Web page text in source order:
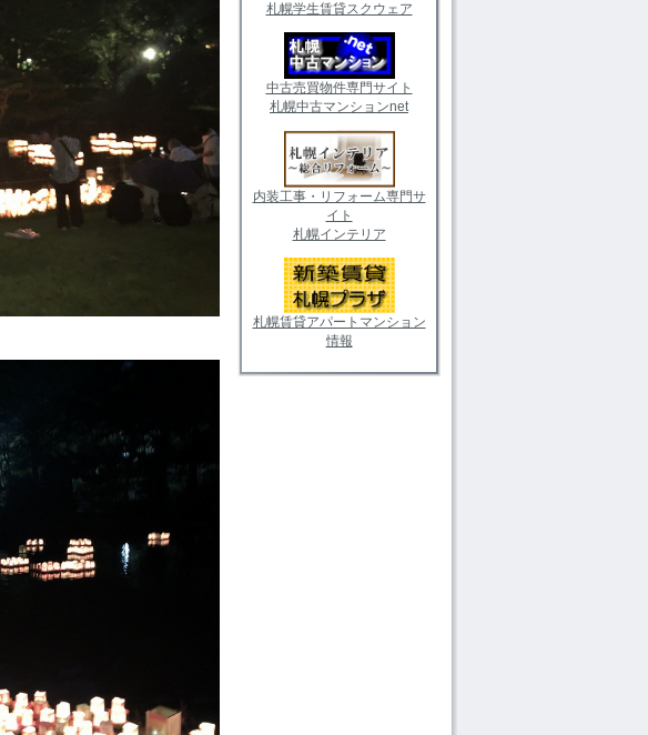
札幌学生賃貸スクウェア
中古売買物件専門サイト
札幌中古マンションnet
内装工事・リフォーム専門サ
イト
札幌インテリア
札幌賃貸アパートマンション
情報